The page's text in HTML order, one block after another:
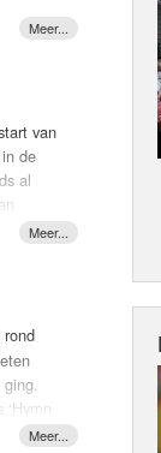
jaar
is
van
de
al
bas
in de
ging.
hit.